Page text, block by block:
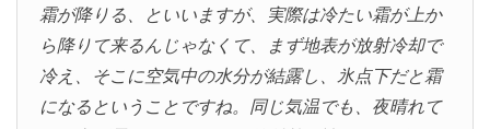
霜が降りる、といいますが、実際は冷たい霜が上か
ら降りて来るんじゃなくて、まず地表が放射冷却で
冷え、そこに空気中の水分が結露し、氷点下だと霜
になるということですね。同じ気温でも、夜晴れて